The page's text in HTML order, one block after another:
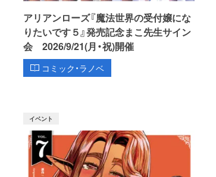
アリアンローズ『魔法世界の受付嬢にな
りたいです５』発売記念まこ先生サイン
会 2026/9/21(月・祝)開催
コミック・ラノベ
イベント